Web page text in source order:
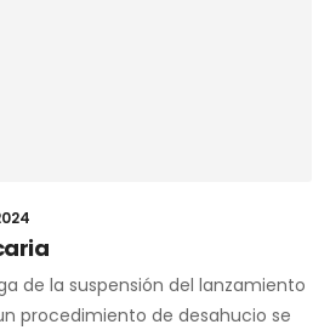
de la suspensión del lanzamiento
procedimiento de desahucio se